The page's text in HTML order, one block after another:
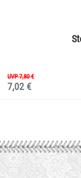
UVP 7,80 €
7,02 €